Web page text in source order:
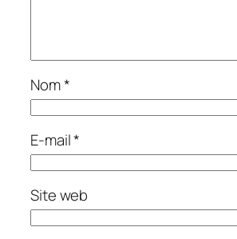
Nom*
E-mail*
Site web